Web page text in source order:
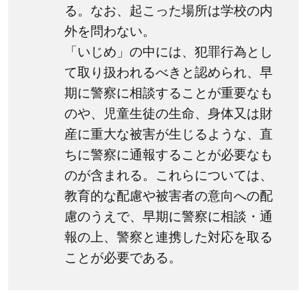
加害
者と
なっ
てし
まう
原因
る。なお、起こった場所は学校の内
外を問わない。
「いじめ」の中には、犯罪行為とし
て取り扱われるべきと認められ、早
期に警察に相談することが重要なも
のや、児童生徒の生命、身体又は財
産に重大な被害が生じるような、直
ちに警察に通報することが必要なも
のが含まれる。これらについては、
教育的な配慮や被害者の意向への配
慮のうえで、早期に警察に相談・通
報の上、警察と連携した対応を取る
ことが必要である。